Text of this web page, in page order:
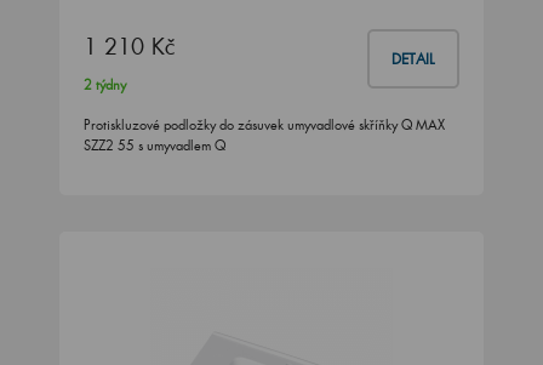
1 210 Kč DETAIL
2 týdny
Protiskluzové podložky do zásuvek umyvadlové skříňky Q MAX
SZZ2 55 s umyvadlem Q